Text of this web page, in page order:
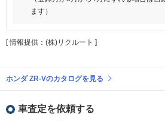
ます）
[ 情報提供：(株)リクルート ]
ホンダ ZR-Vのカタログを見る
車査定を依頼する